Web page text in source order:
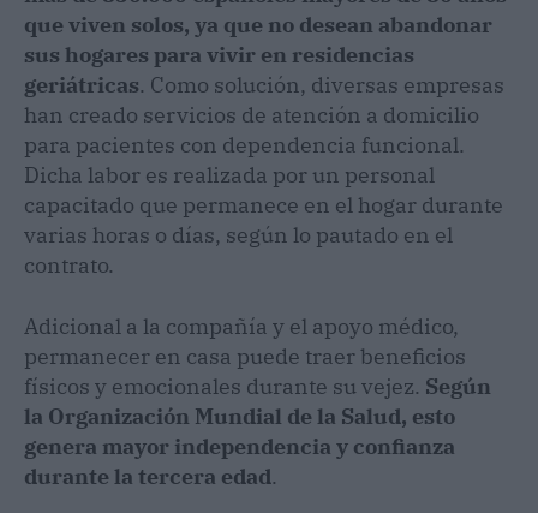
que viven solos, ya que no desean abandonar
sus hogares para vivir en residencias
geriátricas. Como solución, diversas empresas
han creado servicios de atención a domicilio
para pacientes con dependencia funcional.
Dicha labor es realizada por un personal
capacitado que permanece en el hogar durante
varias horas o días, según lo pautado en el
contrato.
Adicional a la compañía y el apoyo médico,
permanecer en casa puede traer beneficios
físicos y emocionales durante su vejez. Según
la Organización Mundial de la Salud, esto
genera mayor independencia y confianza
durante la tercera edad.